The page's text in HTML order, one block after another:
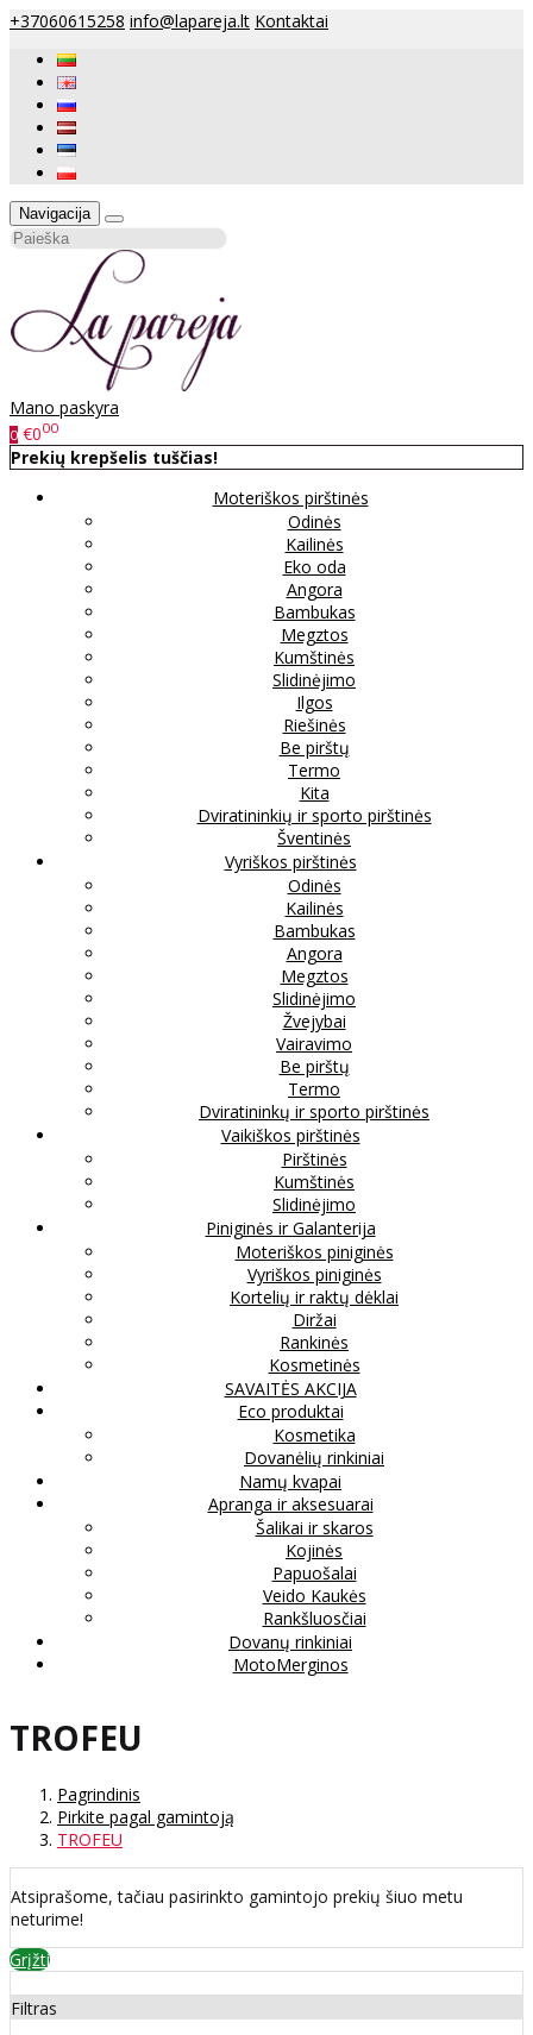
+37060615258 info@lapareja.lt Kontaktai
Navigacija
Mano paskyra
0 €000
Prekių krepšelis tuščias!
Moteriškos pirštinės
Odinės
Kailinės
Eko oda
Angora
Bambukas
Megztos
Kumštinės
Slidinėjimo
Ilgos
Riešinės
Be pirštų
Termo
Kita
Dviratininkių ir sporto pirštinės
Šventinės
Vyriškos pirštinės
Odinės
Kailinės
Bambukas
Angora
Megztos
Slidinėjimo
Žvejybai
Vairavimo
Be pirštų
Termo
Dviratininkų ir sporto pirštinės
Vaikiškos pirštinės
Pirštinės
Kumštinės
Slidinėjimo
Piniginės ir Galanterija
Moteriškos piniginės
Vyriškos piniginės
Kortelių ir raktų dėklai
Diržai
Rankinės
Kosmetinės
SAVAITĖS AKCIJA
Eco produktai
Kosmetika
Dovanėlių rinkiniai
Namų kvapai
Apranga ir aksesuarai
Šalikai ir skaros
Kojinės
Papuošalai
Veido Kaukės
Rankšluosčiai
Dovanų rinkiniai
MotoMerginos
TROFEU
Pagrindinis
Pirkite pagal gamintoją
TROFEU
Atsiprašome, tačiau pasirinkto gamintojo prekių šiuo metu
neturime!
Grįžti
Filtras